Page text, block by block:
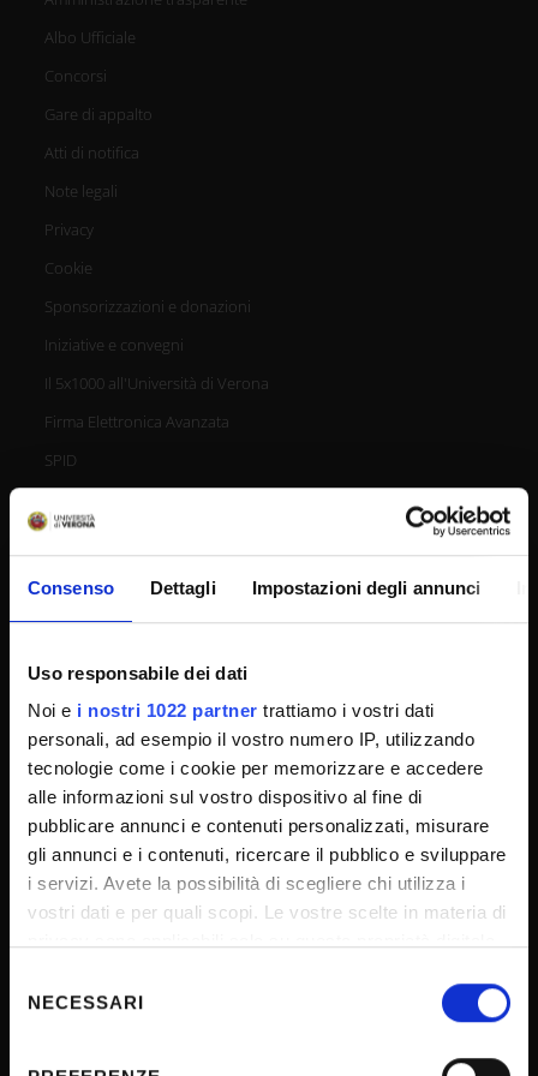
Consenso Dettagli Impostazioni degli annunci
Uso responsabile dei dati
Noi e i nostri 1022 partner trattiamo i vostri dati
personali, ad esempio il vostro numero IP, utilizzando
tecnologie come i cookie per memorizzare e accedere
alle informazioni sul vostro dispositivo al fine di
pubblicare annunci e contenuti personalizzati, misurare
gli annunci e i contenuti, ricercare il pubblico e sviluppare
i servizi. Avete la possibilità di scegliere chi utilizza i
vostri dati e per quali scopi. Le vostre scelte in materia di
modificare o revocare il proprio consenso in qualsiasi
momento dalla Dichiarazione sui cookie o facendo clic
delNECESSARI
Albo Ufficiale
Concorsi
Gare di appalto
Atti di notifica
Note legali
Privacy
Cookie
Sponsorizzazioni e donazioni
Iniziative e convegni
Il 5x1000 all'Università di Verona
Firma Elettronica Avanzata
SPID
CONTATTI
URP - Ufficio Relazioni con il pubblico
Mappa delle sedi didattiche
Cerca persone
Orientamento allo studio
CUG - Comitato unico di garanzia
Consigliera di fiducia
PEC - Posta elettronica certificata
FAQ - Domande frequenti